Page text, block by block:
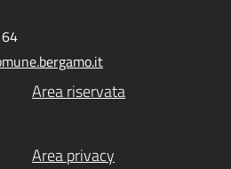
Area riservata
Area privacy